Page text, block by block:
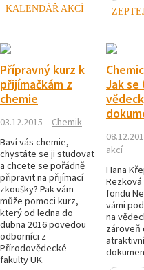
KALENDÁŘ AKCÍ
Přípravný kurz k
přijímačkám z
chemie
03.12.2015
Chemik
Baví vás chemie,
chystáte se ji studovat
a chcete se pořádně
připravit na přijímací
zkoušky? Pak vám
může pomoci kurz,
který od ledna do
dubna 2016 povedou
odborníci z
Přírodovědecké
fakulty UK.
Jak
akcí
Hana
Rezková
fondu
vámi
na
zároveň
atraktivní